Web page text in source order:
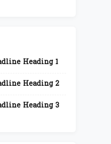
Heading 1
Heading 2
Heading 3